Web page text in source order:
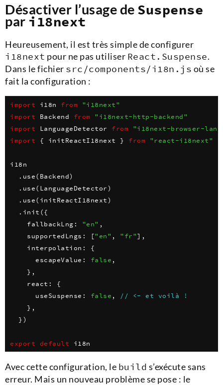
Désactiver l’usage de Suspense
par i18next
Heureusement, il est très simple de configurer
i18next pour ne pas utiliser React.Suspense.
Dans le fichier src/components/i18n.js où se
fait la configuration :
import i18n from
"i18next"
import Backend from
"i18next-http-backend"
import LanguageDetector from
"i18next-browser-
import
{ initReactI18next } from "react-i18next"
i18n
. use( Backend)
. use( LanguageDetector)
. use( initReactI18next)
. init ({
fallbackLng : "en" ,
supportedLngs : ["en" , "fr"] ,
interpolation :
{
escapeValue : false ,
} ,
react :
{
useSuspense : false ,
// <- et voilà !
} ,
})
export default i18n
Avec cette configuration, le build s’exécute sans
erreur. Mais un nouveau problème se pose : le